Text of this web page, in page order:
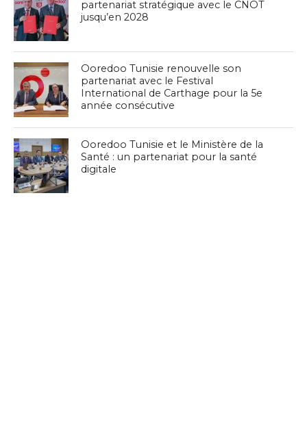
partenariat stratégique avec le CNOT
jusqu’en 2028
Ooredoo Tunisie renouvelle son
partenariat avec le Festival
International de Carthage pour la 5e
année consécutive
Ooredoo Tunisie et le Ministère de la
Santé : un partenariat pour la santé
digitale